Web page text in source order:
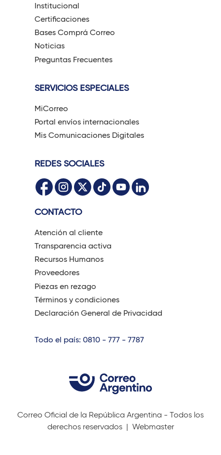
Institucional
Certificaciones
Bases Comprá Correo
Noticias
Preguntas Frecuentes
SERVICIOS ESPECIALES
MiCorreo
Portal envíos internacionales
Mis Comunicaciones Digitales
REDES SOCIALES
CONTACTO
Atención al cliente
Transparencia activa
Recursos Humanos
Proveedores
Piezas en rezago
Términos y condiciones
Declaración General de Privacidad
Todo el país: 0810 - 777 - 7787
Correo Oficial de la República Argentina - Todos los
derechos reservados | Webmaster